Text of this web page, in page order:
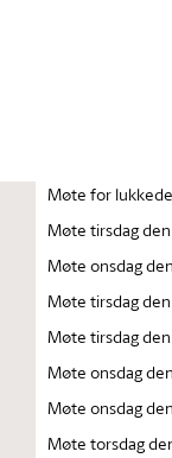
Møte for
Møte tirsdag
Møte onsdag
Møte tirsdag
Møte tirsdag
Møte onsdag
Møte onsdag
Møte torsdag